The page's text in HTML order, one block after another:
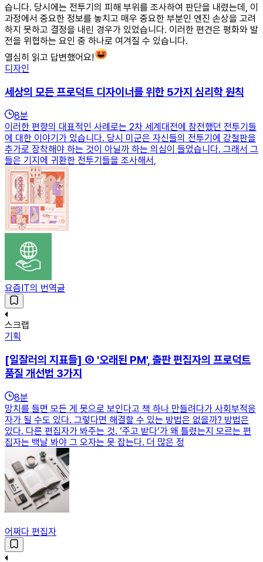
습니다. 당시에는 전투기의 피해 부위를 조사하여 판단을 내렸는데, 이
과정에서 중요한 정보를 놓치고 매우 중요한 부분인 엔진 손상을 고려
하지 못하고 결정을 내린 경우가 있었습니다. 이러한 편견은 평화와 발
전을 위협하는 요인 중 하나로 여겨질 수 있습니다.
열심히 읽고 답변했어요!
디자인
세상의 모든 프로덕트 디자이너를 위한 5가지 심리학 원칙
8분
이러한 편향의 대표적인 사례로는 2차 세계대전에 참전했던 전투기들
에 대한 이야기가 있습니다. 당시 미군은 자신들의 전투기에 강철판을
추가로 장착해야 하는 것이 아닐까 하는 의심이 들었습니다. 그래서 그
들은 기지에 귀환한 전투기들을 조사해서,
요즘IT의 번역글
스크랩
기획
[일잘러의 지표들] ⑥ '오래된 PM', 출판 편집자의 프로덕트
품질 개선법 3가지
8분
망치를 들면 모든 게 못으로 보인다고 책 하나 만들려다가 사회부적응
자가 될 수도 있다. 그렇다면 해결할 수 있는 방법은 없을까? 방법은
있다. 다른 편집자가 봐주는 것. ‘주고 받다’가 왜 틀렸는지 모르는 편
집자는 백날 봐야 그 오자는 못 잡는다. 더 많은 정
어쩌다 편집자